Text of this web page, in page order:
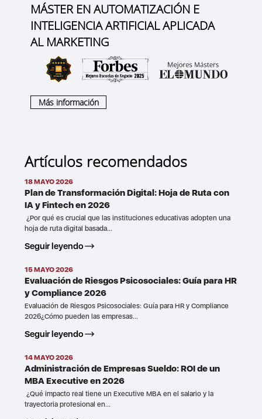
MÁSTER EN AUTOMATIZACIÓN E
INTELIGENCIA ARTIFICIAL APLICADA
AL MARKETING
Más información
Artículos recomendados
18 MAYO 2026
Plan de Transformación Digital: Hoja de Ruta con
IA y Fintech en 2026
¿Por qué es crucial que las instituciones educativas adopten una
hoja de ruta digital basada...
Seguir leyendo
15 MAYO 2026
Evaluación de Riesgos Psicosociales: Guía para HR
y Compliance 2026
Evaluación de Riesgos Psicosociales: Guía para HR y Compliance
2026¿Cómo pueden las empresas...
Seguir leyendo
14 MAYO 2026
Administración de Empresas Sueldo: ROI de un
MBA Executive en 2026
¿Qué impacto real tiene un Executive MBA en el salario y la
trayectoria profesional en...